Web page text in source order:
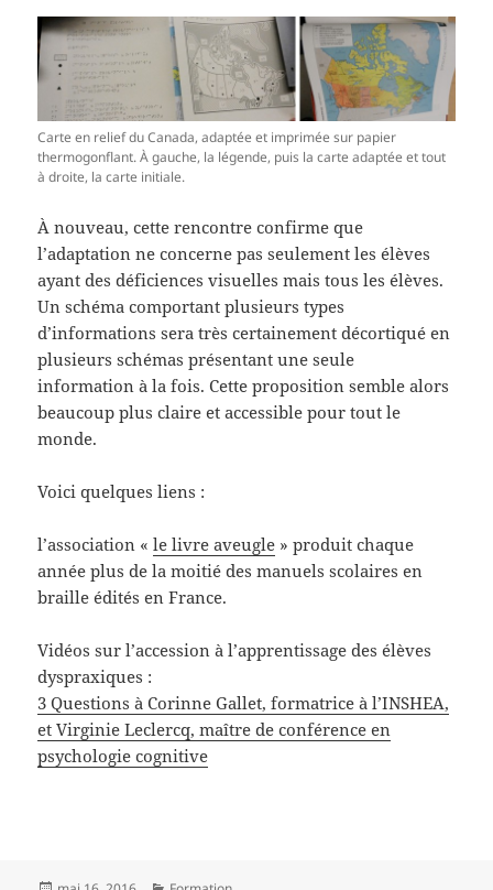
Carte en relief du Canada, adaptée et imprimée sur papier
thermogonflant. À gauche, la légende, puis la carte adaptée et tout
à droite, la carte initiale.
À nouveau, cette rencontre confirme que
l’adaptation ne concerne pas seulement les élèves
ayant des déficiences visuelles mais tous les élèves.
Un schéma comportant plusieurs types
d’informations sera très certainement décortiqué en
plusieurs schémas présentant une seule
information à la fois. Cette proposition semble alors
beaucoup plus claire et accessible pour tout le
monde.
Voici quelques liens :
l’association «le livre aveugle » produit chaque
année plus de la moitié des manuels scolaires en
braille édités en France.
Vidéos sur l’accession à l’apprentissage des élèves
dyspraxiques :
3 Questions à Corinne Gallet, formatrice à l’INSHEA,
et Virginie Leclercq, maître de conférence en
psychologie cognitive